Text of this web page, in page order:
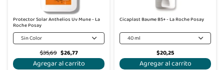
Protector Solar Anthelios Uv Mune - La
Roche Posay
Sin Color
$35,69 $26,77
Agregar al carrito
Cicaplast Baume B5+ - La Roche Posay
40 ml
$20,25
Agregar al carrito